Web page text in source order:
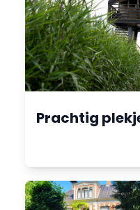
Prachtig